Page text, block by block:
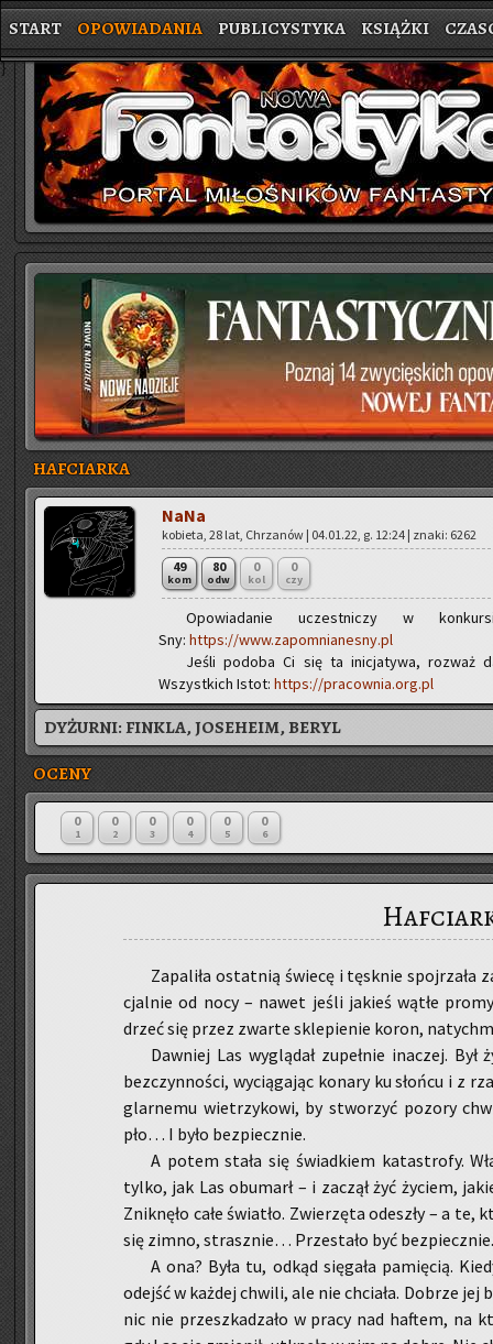
START OPOWIADANIA PUBLICYSTYKA KSIĄŻKI
}
HAFCIARKA
NaNa
ko­bie­ta, 28 lat, Chrza­nów | 04.01.22, g. 12:24 | znaki: 6262
49
kom
80
odw
0
kol
0
czy
Opo­wia­da­nie uczest­ni­czy w
Sny: https://www.zapomnianesny.pl
Jeśli po­do­ba Ci się ta ini­cja­ty­wa, roz­waż
Wszyst­kich Istot: https://pracownia.org.pl
DYŻURNI:FINKLA, JOSEHEIM, BERYL
OCENY
0
1
0
2
0
3
0
4
0
5
0
6
Za­pa­li­ła ostat­nią świe­cę i tę­sk­nie spoj­rza­ła
cjal­nie od nocy – nawet jeśli ja­kieś wątłe
drzeć się przez zwar­te skle­pie­nie koron,
Daw­niej Las wy­glą­dał zu­peł­nie ina­czej.
bez­czyn­no­ści, wy­cią­ga­jąc ko­na­ry ku słoń­cu i z
glar­ne­mu wie­trzy­ko­wi, by stwo­rzyć po­zo­ry
pło… I było bez­piecz­nie.
A potem stała się świad­kiem ka­ta­stro­fy.
tylko, jak Las ob­umarł – i za­czął żyć ży­ciem,
Znik­nę­ło całe świa­tło. Zwie­rzę­ta ode­szły – a te,
się zimno, strasz­nie… Prze­sta­ło być bez­piecz­nie.
A ona? Była tu, odkąd się­ga­ła pa­mię­cią.
odejść w każ­dej chwi­li, ale nie chcia­ła. Do­brze
nic nie prze­szka­dza­ło w pracy nad ha­ftem, na